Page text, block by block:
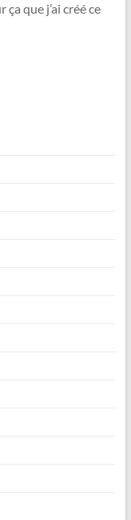
que j’ai créé ce